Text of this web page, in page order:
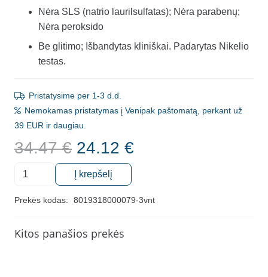
Nėra SLS (natrio laurilsulfatas); Nėra parabenų;
Nėra peroksido
Be glitimo; Išbandytas kliniškai. Padarytas Nikelio
testas.
Pristatysime per 1-3 d.d.
Nemokamas pristatymas į Venipak paštomatą, perkant už
39 EUR ir daugiau.
34.47€ Original
price
was:
34.47 €.
24.12 €
produkto
Balinanti
pasta
Į krepšelį
Prekės kodas: 8019318000079-3vnt
Kitos panašios prekės